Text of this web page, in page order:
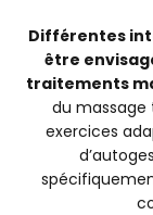
Différentes
être
traitements
du massage
exercices